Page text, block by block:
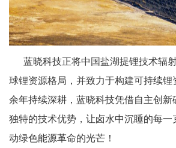
蓝晓科技正将中国盐湖提锂技术辐
球锂资源格局，并致力于构建可持续
余年持续深耕，蓝晓科技凭借自主创
独特的技术优势，让卤水中沉睡的每
动绿色能源革命的光芒！